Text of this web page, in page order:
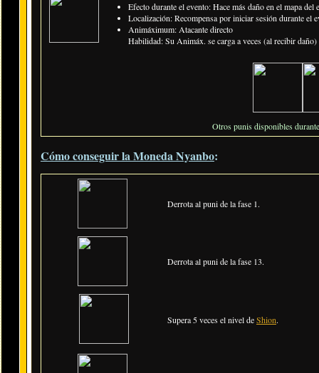
Efecto durante el evento: Hace más daño en el mapa del
Localización: Recompensa por iniciar sesión durante el
Animáximum: Atacante directo
Habilidad: Su Animáx. se carga a veces (al recibir daño)
Otros punis disponibles
Cómo conseguir la Moneda Nyanbo:
Derrota al puni de la fase 1.
Derrota al puni de la fase 13.
Supera 5 veces el nivel deShion.